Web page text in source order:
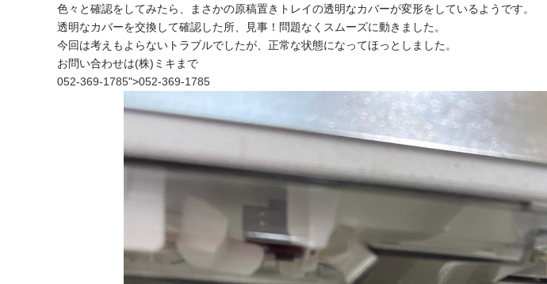
色々と確認をしてみたら、まさかの原稿置きトレイの透明なカバーが変形をしているようです。
透明なカバーを交換して確認した所、見事！問題なくスムーズに動きました。
今回は考えもよらないトラブルでしたが、正常な状態になってほっとしました。
お問い合わせは(株)ミキまで
052-369-1785">052-369-1785